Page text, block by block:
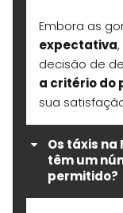
Embora as
expectativa
decisão de
a critério do
sua
Os táxis na
têm um
permitido?